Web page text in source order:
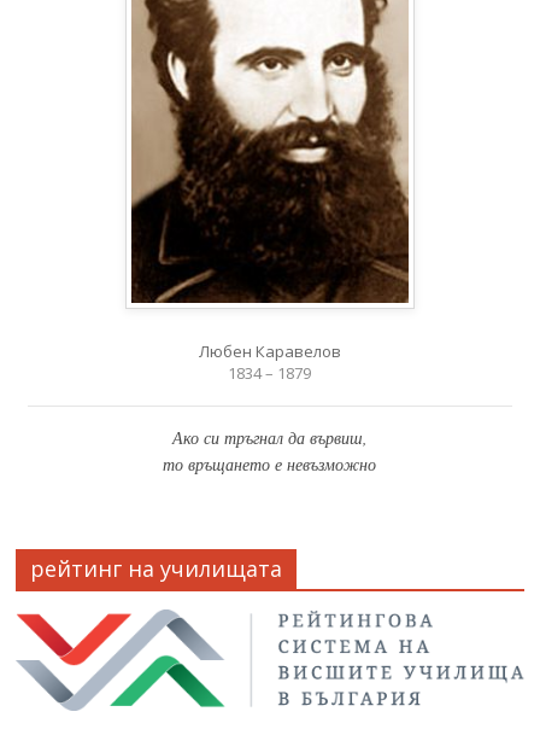
Любен Каравелов
1834 – 1879
Ако си тръгнал да вървиш,
то връщането е невъзможно
рейтинг на училищата